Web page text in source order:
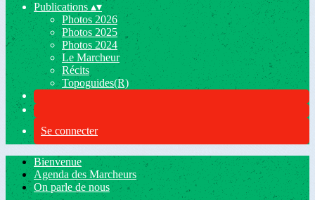
Publications ▴▾
Photos 2026
Photos 2025
Photos 2024
Le Marcheur
Récits
Topoguides(R)
Se connecter
Bienvenue
Agenda des Marcheurs
On parle de nous